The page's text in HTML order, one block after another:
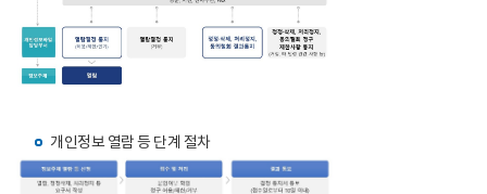
개인정보 열람 등 단계 절차